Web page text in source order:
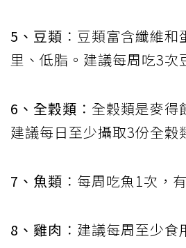
5、豆類 ：豆類富含纖維
里、低脂。建議每周吃3次
6、全穀類 ：全穀類是麥得
建議每日至少攝取3份全穀
7、魚類 ：每周吃魚1次，
8、雞肉 ：建議每周至少食